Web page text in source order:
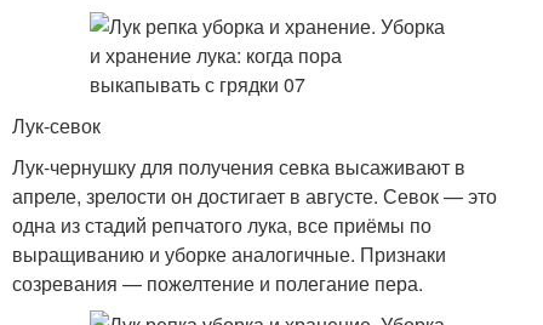
Лук-севок
Лук-чернушку для получения севка высаживают в
апреле, зрелости он достигает в августе. Севок — это
одна из стадий репчатого лука, все приёмы по
выращиванию и уборке аналогичные. Признаки
созревания — пожелтение и полегание пера.